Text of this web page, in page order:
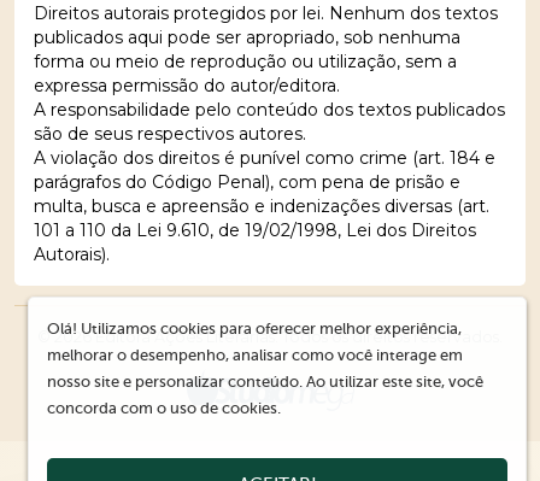
Direitos autorais protegidos por lei. Nenhum dos textos
publicados aqui pode ser apropriado, sob nenhuma
forma ou meio de reprodução ou utilização, sem a
expressa permissão do autor/editora.
A responsabilidade pelo conteúdo dos textos publicados
são de seus respectivos autores.
A violação dos direitos é punível como crime (art. 184 e
parágrafos do Código Penal), com pena de prisão e
multa, busca e apreensão e indenizações diversas (art.
101 a 110 da Lei 9.610, de 19/02/1998, Lei dos Direitos
Autorais).
© 2026 Editora Ações Literárias. Todos os direitos reservados.
Olá! Utilizamos cookies para oferecer melhor experiência,
melhorar o desempenho, analisar como você interage em
nosso site e personalizar conteúdo. Ao utilizar este site, você
concorda com o uso de cookies.